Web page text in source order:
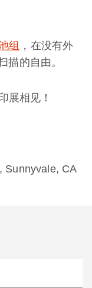
组 ，在没有外
描的自由。
展相见！
Sunnyvale, CA